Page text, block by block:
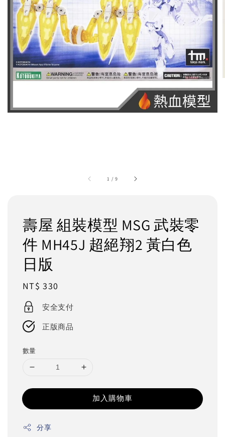
1 /9
壽屋 組裝模型 MSG 武裝零
件 MH45J 超絕翔2 黃白色
日版
Regular
price
NT$ 330
安全支付
正版商品
數量
加入購物車
分享